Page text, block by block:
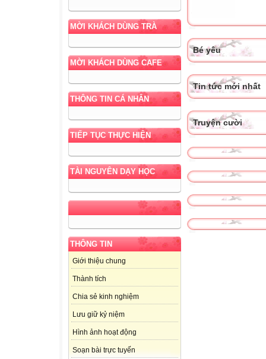
MỜI KHÁCH DÙNG TRÀ
MỜI KHÁCH DÙNG CAFE
THÔNG TIN CÁ NHÂN
TIẾP TỤC THỰC HIỆN
TÀI NGUYÊN DẠY HỌC
THÔNG TIN
Giới thiệu chung
Thành tích
Chia sẻ kinh nghiệm
Lưu giữ kỷ niệm
Hình ảnh hoạt động
Soạn bài trực tuyến
Bé yêu
Tin tức mới nhất
Truyện cười